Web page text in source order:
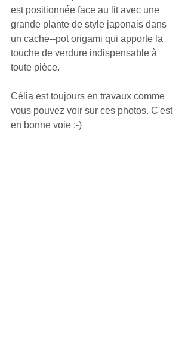
est positionnée face au lit avec une
grande plante de style japonais dans
un cache-­‐pot origami qui apporte la
touche de verdure indispensable à
toute pièce.
Célia est toujours en travaux comme
vous pouvez voir sur ces photos. C'est
en bonne voie :-)